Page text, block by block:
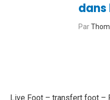
dans
Par
Live Foot – transfert foot –